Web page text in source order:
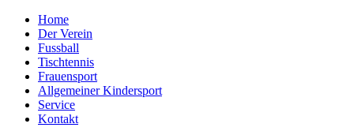
Home
Der Verein
Fussball
Tischtennis
Frauensport
Allgemeiner Kindersport
Service
Kontakt